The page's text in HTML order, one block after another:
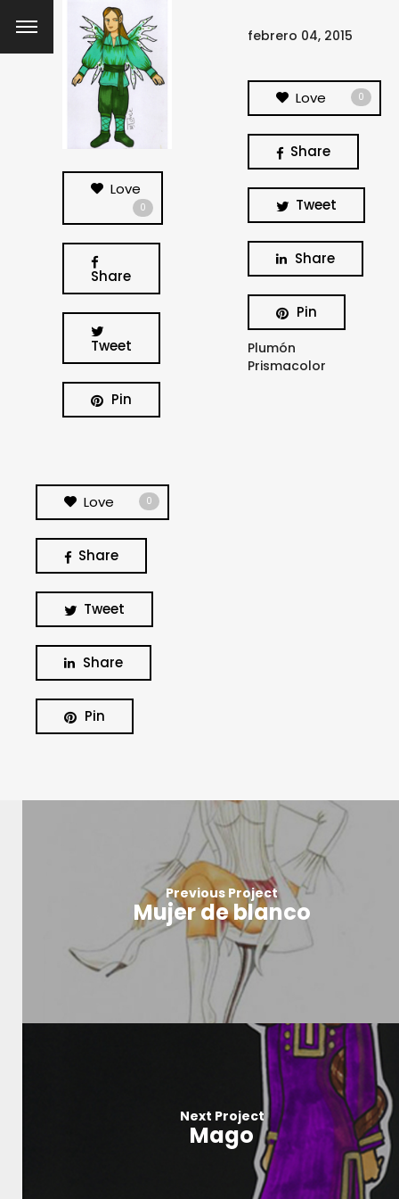
Love
0
Share
Tweet
Pin
Love 0
Share
Tweet
Share
Pin
febrero 04, 2015
Love 0
Share
Tweet
Share
Pin
Plumón
Prismacolor
Previous Project
Mujer de blanco
Next Project
Mago